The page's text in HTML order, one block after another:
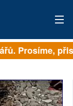
Prosíme,